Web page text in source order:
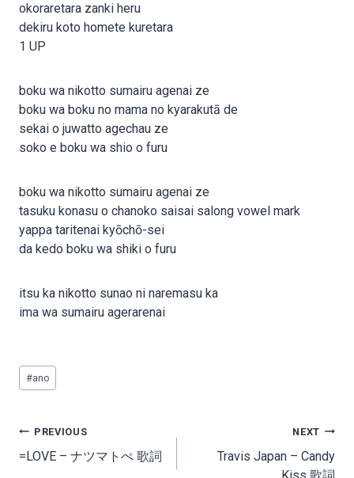
okoraretara zanki heru
dekiru koto homete kuretara
1 UP
boku wa nikotto sumairu agenai ze
boku wa boku no mama no kyarakutā de
sekai o juwatto agechau ze
soko e boku wa shio o furu
boku wa nikotto sumairu agenai ze
tasuku konasu o chanoko saisai salong vowel mark
yappa taritenai kyōchō-sei
da kedo boku wa shiki o furu
itsu ka nikotto sunao ni naremasu ka
ima wa sumairu agerarenai
Post
Tags:
#ano
Post
navigation
PREVIOUS
=LOVE – ナツマトぺ 歌詞
NEXT
Travis Japan – Candy